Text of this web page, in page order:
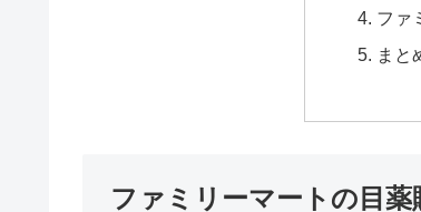
ファ
まと
ファミリーマートの目薬